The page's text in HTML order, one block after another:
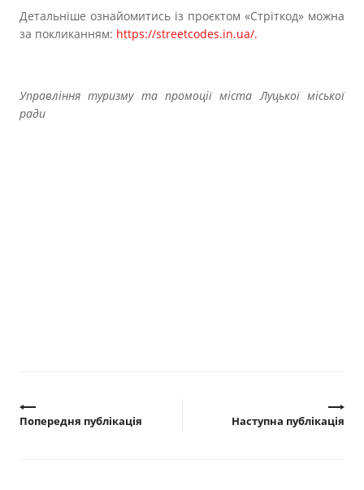
Детальніше ознайомитись із проєктом «Стріткод» можна
за покликанням: https://streetcodes.in.ua/.
Управління туризму та промоції міста Луцької міської
ради
Попередня публікація Наступна публікація